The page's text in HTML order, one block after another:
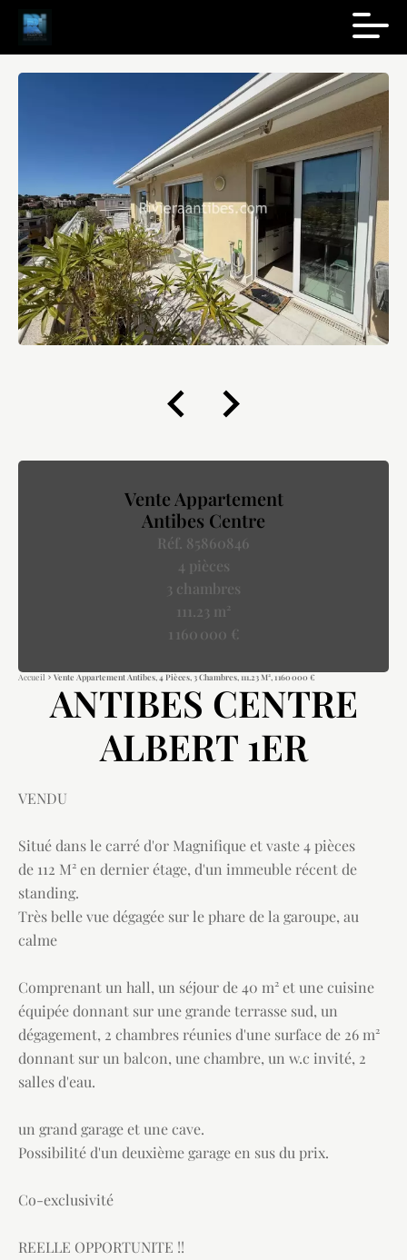
Vente Appartement
Antibes Centre
Réf. 85860846
4 pièces
3 chambres
111.23 m²
1 160 000 €
Accueil Vente Appartement Antibes, 4 Pièces, 3 Chambres, 111.23 M², 1 160 000 €
ANTIBES CENTRE
ALBERT 1ER
VENDU
Situé dans le carré d'or Magnifique et vaste 4 pièces
de 112 M² en dernier étage, d'un immeuble récent de
standing.
Très belle vue dégagée sur le phare de la garoupe, au
calme
Comprenant un hall, un séjour de 40 m² et une cuisine
équipée donnant sur une grande terrasse sud, un
dégagement, 2 chambres réunies d'une surface de 26 m²
donnant sur un balcon, une chambre, un w.c invité, 2
salles d'eau.
un grand garage et une cave.
Possibilité d'un deuxième garage en sus du prix.
Co-exclusivité
REELLE OPPORTUNITE !!